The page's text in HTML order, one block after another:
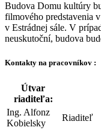
Budova Domu kultúry
filmového predstavenia
v Estrádnej sále. V
neuskutoční, budova
Kontakty na pracovníkov :
Útvar
riaditeľa:
Ing. Alfonz
Kobielsky
Riaditeľ